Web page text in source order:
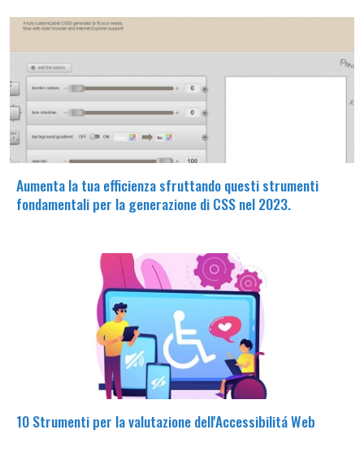
Aumenta la tua efficienza sfruttando questi strumenti
fondamentali per la generazione di CSS nel 2023.
10 Strumenti per la valutazione dell'Accessibilitá Web